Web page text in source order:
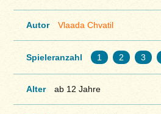
Autor Vlaada Chvatil
Spieleranzahl 1 2 3
Alter ab 12 Jahre